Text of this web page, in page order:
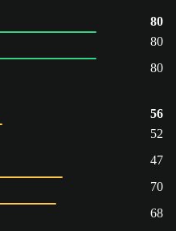
80
80
80
56
52
47
70
68